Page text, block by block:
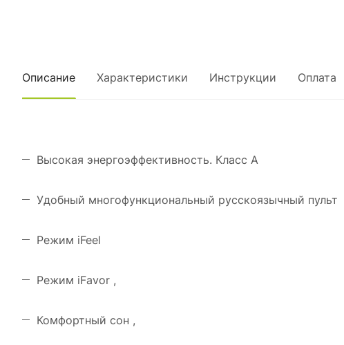
Описание Характеристики Инструкции Оплата
Высокая энергоэффективность. Класс А
Удобный многофункциональный русскоязычный пульт
Режим iFeel
Режим iFavor ,
Комфортный сон ,